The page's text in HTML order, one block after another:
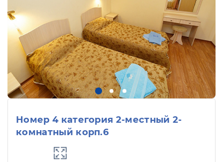
Номер 4 категория 2-местный 2-
комнатный корп.6